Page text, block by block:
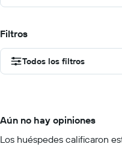
Filtros
Todos los filtros
Aún no hay opiniones
Los huéspedes calificaron